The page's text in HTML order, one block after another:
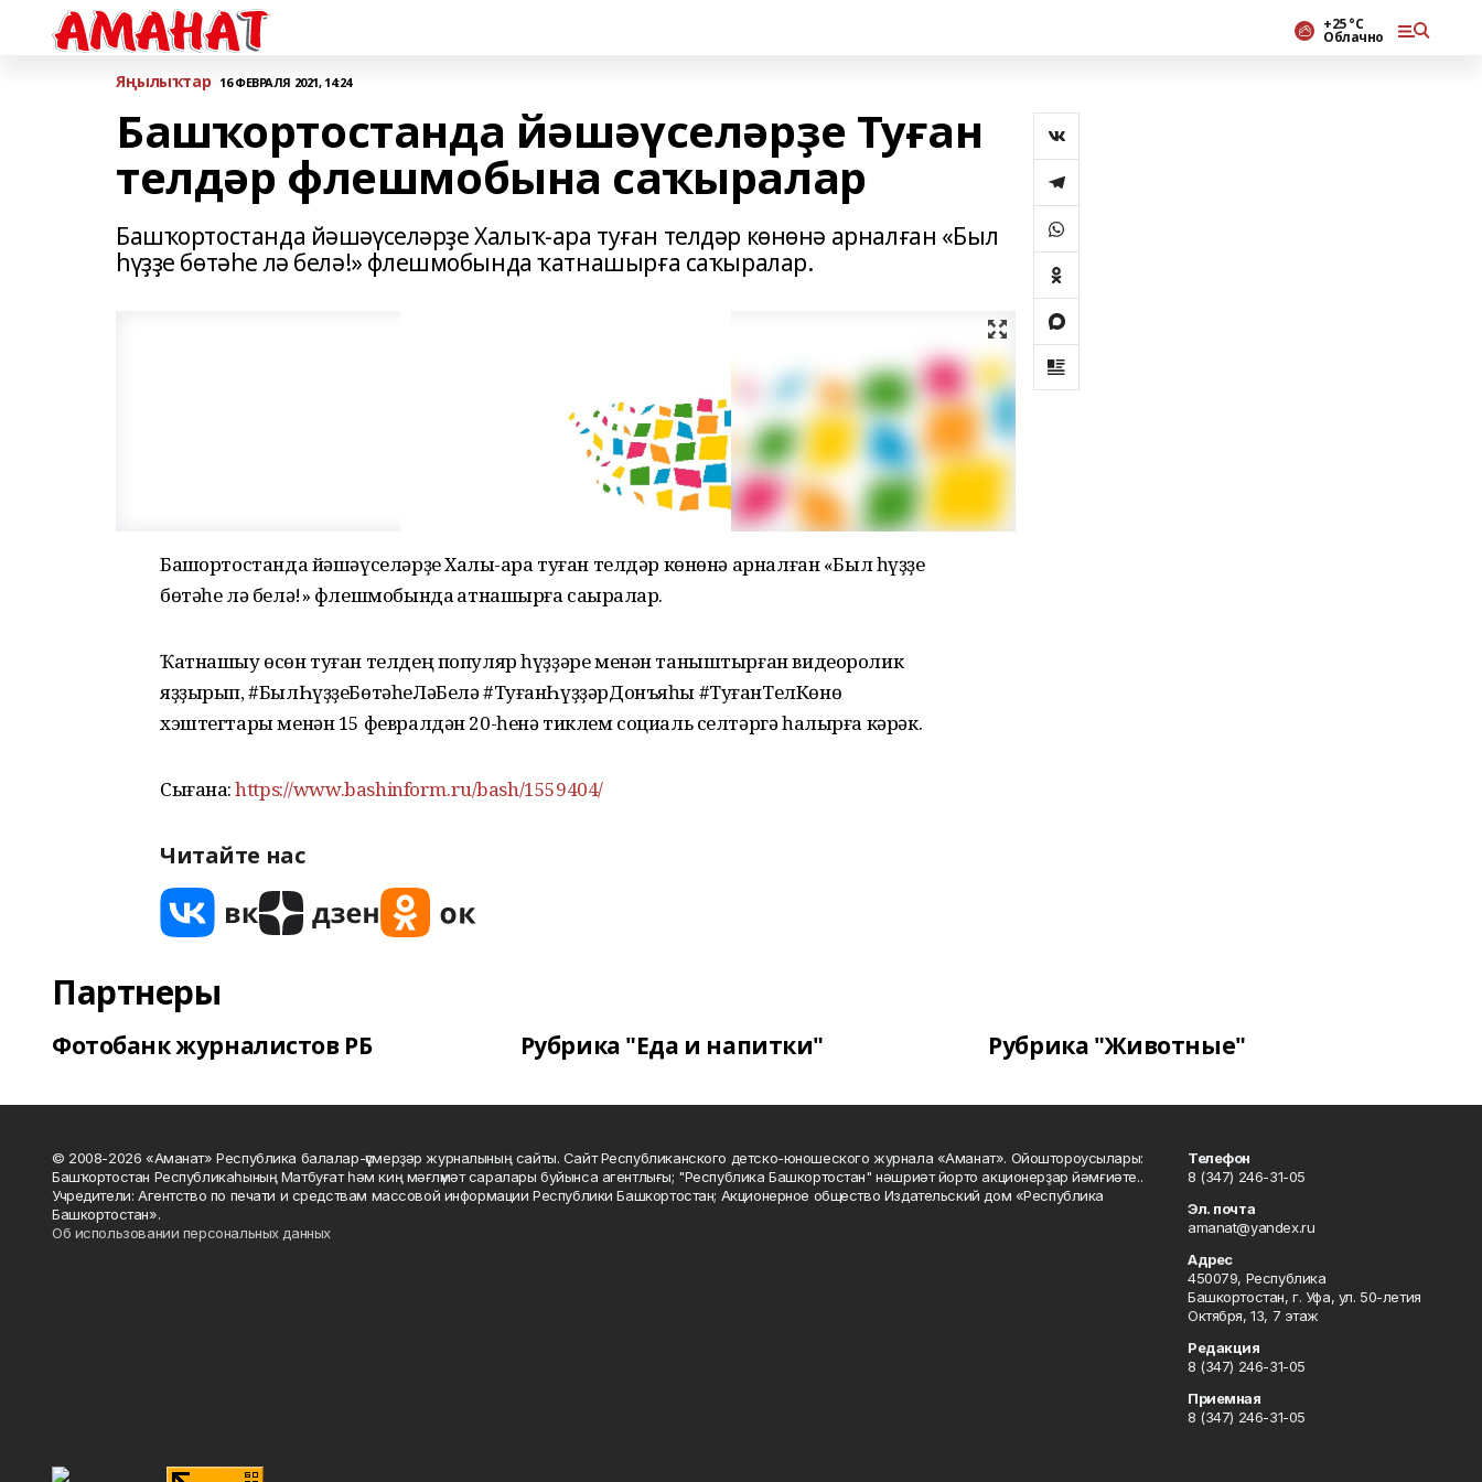
+25 °С
Облачно
Яңылыҡтар 16 ФЕВРАЛЯ 2021, 14:24
Башҡортостанда йәшәүселәрҙе Туған
телдәр флешмобына саҡыралар
Башҡортостанда йәшәүселәрҙе Халыҡ-ара туған телдәр көнөнә арналған «Был
һүҙҙе бөтәһе лә белә!» флешмобында ҡатнашырға саҡыралар.
Башҡортостанда йәшәүселәрҙе Халыҡ-ара туған телдәр көнөнә арналған «Был һүҙҙе
бөтәһе лә белә!» флешмобында ҡатнашырға саҡыралар.
Ҡатнашыу өсөн туған телдең популяр һүҙҙәре менән таныштырған видеоролик
яҙҙырып, #БылҺүҙҙеБөтәһеЛәБелә #ТуғанҺүҙҙәрДонъяһы #ТуғанТелКөнө
хэштегтары менән 15 февралдән 20-һенә тиклем социаль селтәргә һалырға кәрәк.
Сығанаҡ:https://www.bashinform.ru/bash/1559404/
Читайте нас
Партнеры
Фотобанк журналистов РБ Рубрика "Еда и напитки" Рубрика "Животные"
© 2008-2026 «Аманат» Республика балалар-үҫмерҙәр журналының сайты. Сайт Республиканского детско-юношеского журнала «Аманат». Ойоштороусылары:
Башҡортостан Республикаһының Матбуғат һәм киң мәғлүмәт саралары буйынса агентлығы; "Республика Башкортостан" нәшриәт йорто акционерҙар йәмғиәте..
Учредители: Агентство по печати и средствам массовой информации Республики Башкортостан; Акционерное общество Издательский дом «Республика
Башкортостан».
Об использовании персональных данных
Телефон
8 (347) 246-31-05
Эл. почта
amanat@yandex.ru
Адрес
450079, Республика
Башкортостан, г. Уфа, ул. 50-летия
Октября, 13, 7 этаж
Редакция
8 (347) 246-31-05
Приемная
8 (347) 246-31-05